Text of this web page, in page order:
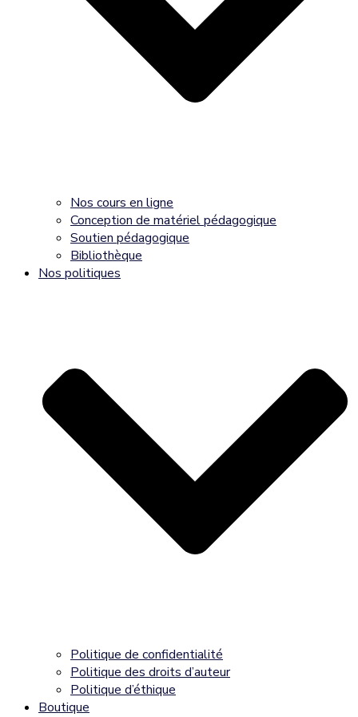
Nos cours en ligne
Conception de matériel pédagogique
Soutien pédagogique
Bibliothèque
Nos politiques
Politique de confidentialité
Politique des droits d’auteur
Politique d’éthique
Boutique